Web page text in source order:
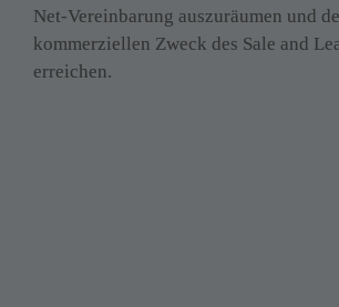
Net-Vereinbarung auszuräumen und
kommerziellen Zweck des Sale and
erreichen.